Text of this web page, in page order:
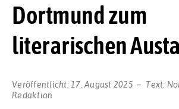
Dortmund zum
literarischen
Veröffentlicht: 17. August 2025 Text:
Redaktion